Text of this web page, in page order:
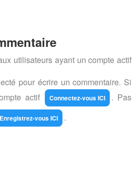
utilisateurs ayant un compte actif
pour écrire un commentaire. Si
actif
Connectez-vous ICI
. Pas
Enregistrez-vous ICI .